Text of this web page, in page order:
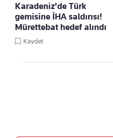
Karadeniz'de Türk
gemisine İHA saldırısı!
Mürettebat hedef alındı
Kaydet